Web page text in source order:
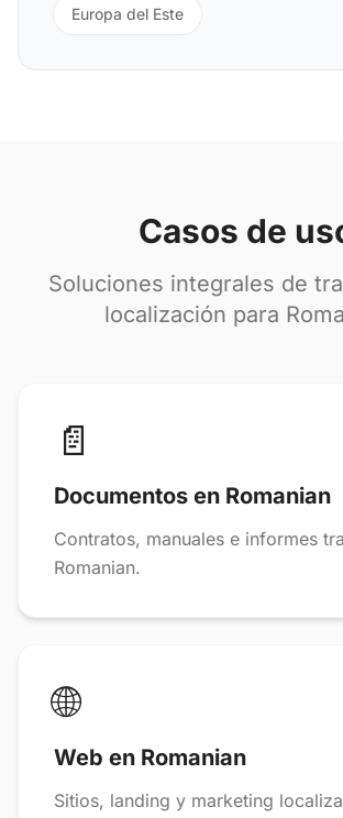
Europa del Este
Casos de
Soluciones integrales de
localización para
📄
Documentos en Romanian
Contratos, manuales e informes
Romanian.
🌐
Web en Romanian
Sitios, landing y marketing